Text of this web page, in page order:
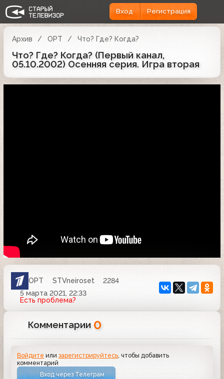
Вход Регистрация
Архив ОРТ Что? Где? Когда?
Что? Где? Когда? (Первый канал,
05.10.2002) Осенняя серия. Игра вторая
ОРТ STVneiroset
2284
5 марта 2021, 22:33
Есть проблема?
Комментарии 0
Войдите илизарегистрируйтесь , чтобы добавить
комментарий
Вход через Телеграм